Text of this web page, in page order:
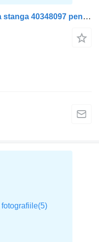
Bară de protecţie Colt bara fata stanga 40348097 pentru cap tractor Scania